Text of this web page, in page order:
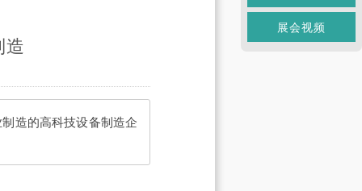
造
造的高科技设备制造企
展会视频